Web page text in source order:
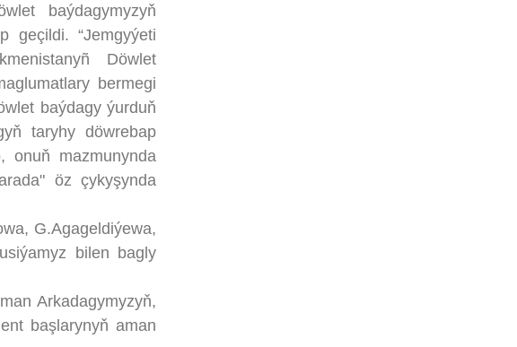
baýdagymyzyň
geçildi. “Jemgyýeti
Döwlet
bermegi
baýdagy ýurduň
taryhy döwrebap
onuň mazmunynda
öz çykyşynda
G.Agageldiýewa,
bilen bagly
Arkadagymyzyň,
başlarynyň aman